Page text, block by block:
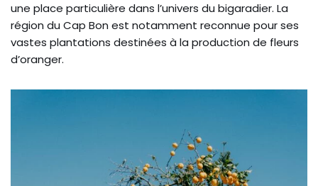
une place particulière dans l’univers du bigaradier. La
région du Cap Bon est notamment reconnue pour ses
vastes plantations destinées à la production de fleurs
d’oranger.